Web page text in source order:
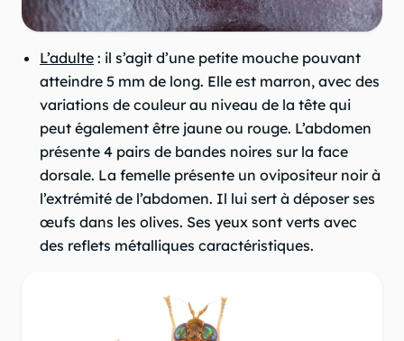
L’adulte : il s’agit d’une petite mouche pouvant
atteindre 5 mm de long. Elle est marron, avec des
variations de couleur au niveau de la tête qui
peut également être jaune ou rouge. L’abdomen
présente 4 pairs de bandes noires sur la face
dorsale. La femelle présente un ovipositeur noir à
l’extrémité de l’abdomen. Il lui sert à déposer ses
œufs dans les olives. Ses yeux sont verts avec
des reflets métalliques caractéristiques.